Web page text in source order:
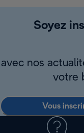
Soyez
avec nos
votre
Vous